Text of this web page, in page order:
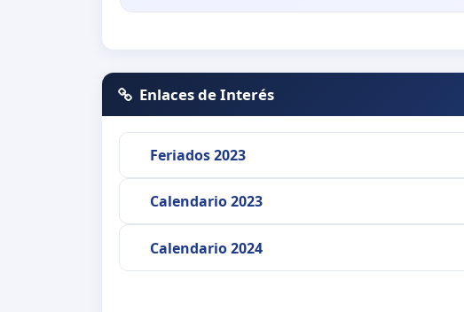
Enlaces de Interés
Feriados 2023
Calendario 2023
Calendario 2024